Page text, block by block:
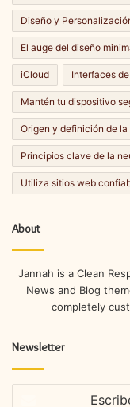
Diseño y
El auge del diseño
iCloud Interfaces
Mantén tu dispositivo
Origen y definición de
Principios clave de la
Utiliza sitios web
About
Jannah is a Clean
News and Blog
completely
Newsletter